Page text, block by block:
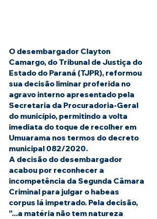
O desembargador Clayton
Camargo, do Tribunal de Justiça do
Estado do Paraná (TJPR), reformou
sua decisão liminar proferida no
agravo interno apresentado pela
Secretaria da Procuradoria-Geral
do município, permitindo a volta
imediata do toque de recolher em
Umuarama nos termos do decreto
municipal 082/2020.
A decisão do desembargador
acabou por reconhecer a
incompetência da Segunda Câmara
Criminal para julgar o habeas
corpus lá impetrado. Pela decisão,
“...a matéria não tem natureza